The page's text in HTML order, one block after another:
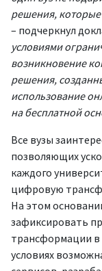
решения,
– подчеркнул
условиями
возникновение
решения,
использование
на бесплатной
Все вузы
позволяющих
каждого
цифровую
На этом
зафиксировать
трансформации в
условиях